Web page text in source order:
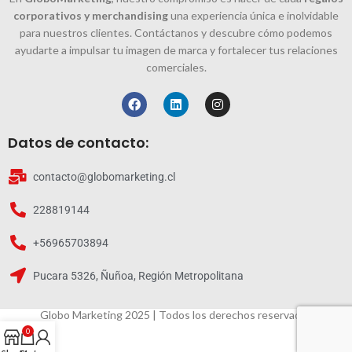
corporativos y merchandisinguna experiencia única e inolvidable
para nuestros clientes. Contáctanos y descubre cómo podemos
ayudarte a impulsar tu imagen de marca y fortalecer tus relaciones
comerciales.
Datos de contacto:
contacto@globomarketing.cl
228819144
+56965703894
Pucara 5326, Ñuñoa, Región Metropolitana
Globo Marketing 2025 | Todos los derechos reservados
0